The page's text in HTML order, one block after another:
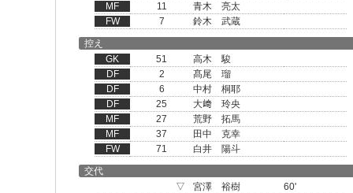
MF
11
青木 亮太
FW
7
鈴木 武蔵
控え
GK
51
高木 駿
DF
2
髙尾 瑠
DF
6
中村 桐耶
DF
25
大﨑 玲央
MF
27
荒野 拓馬
MF
37
田中 克幸
FW
71
白井 陽斗
交代
▽
宮澤 裕樹
60'